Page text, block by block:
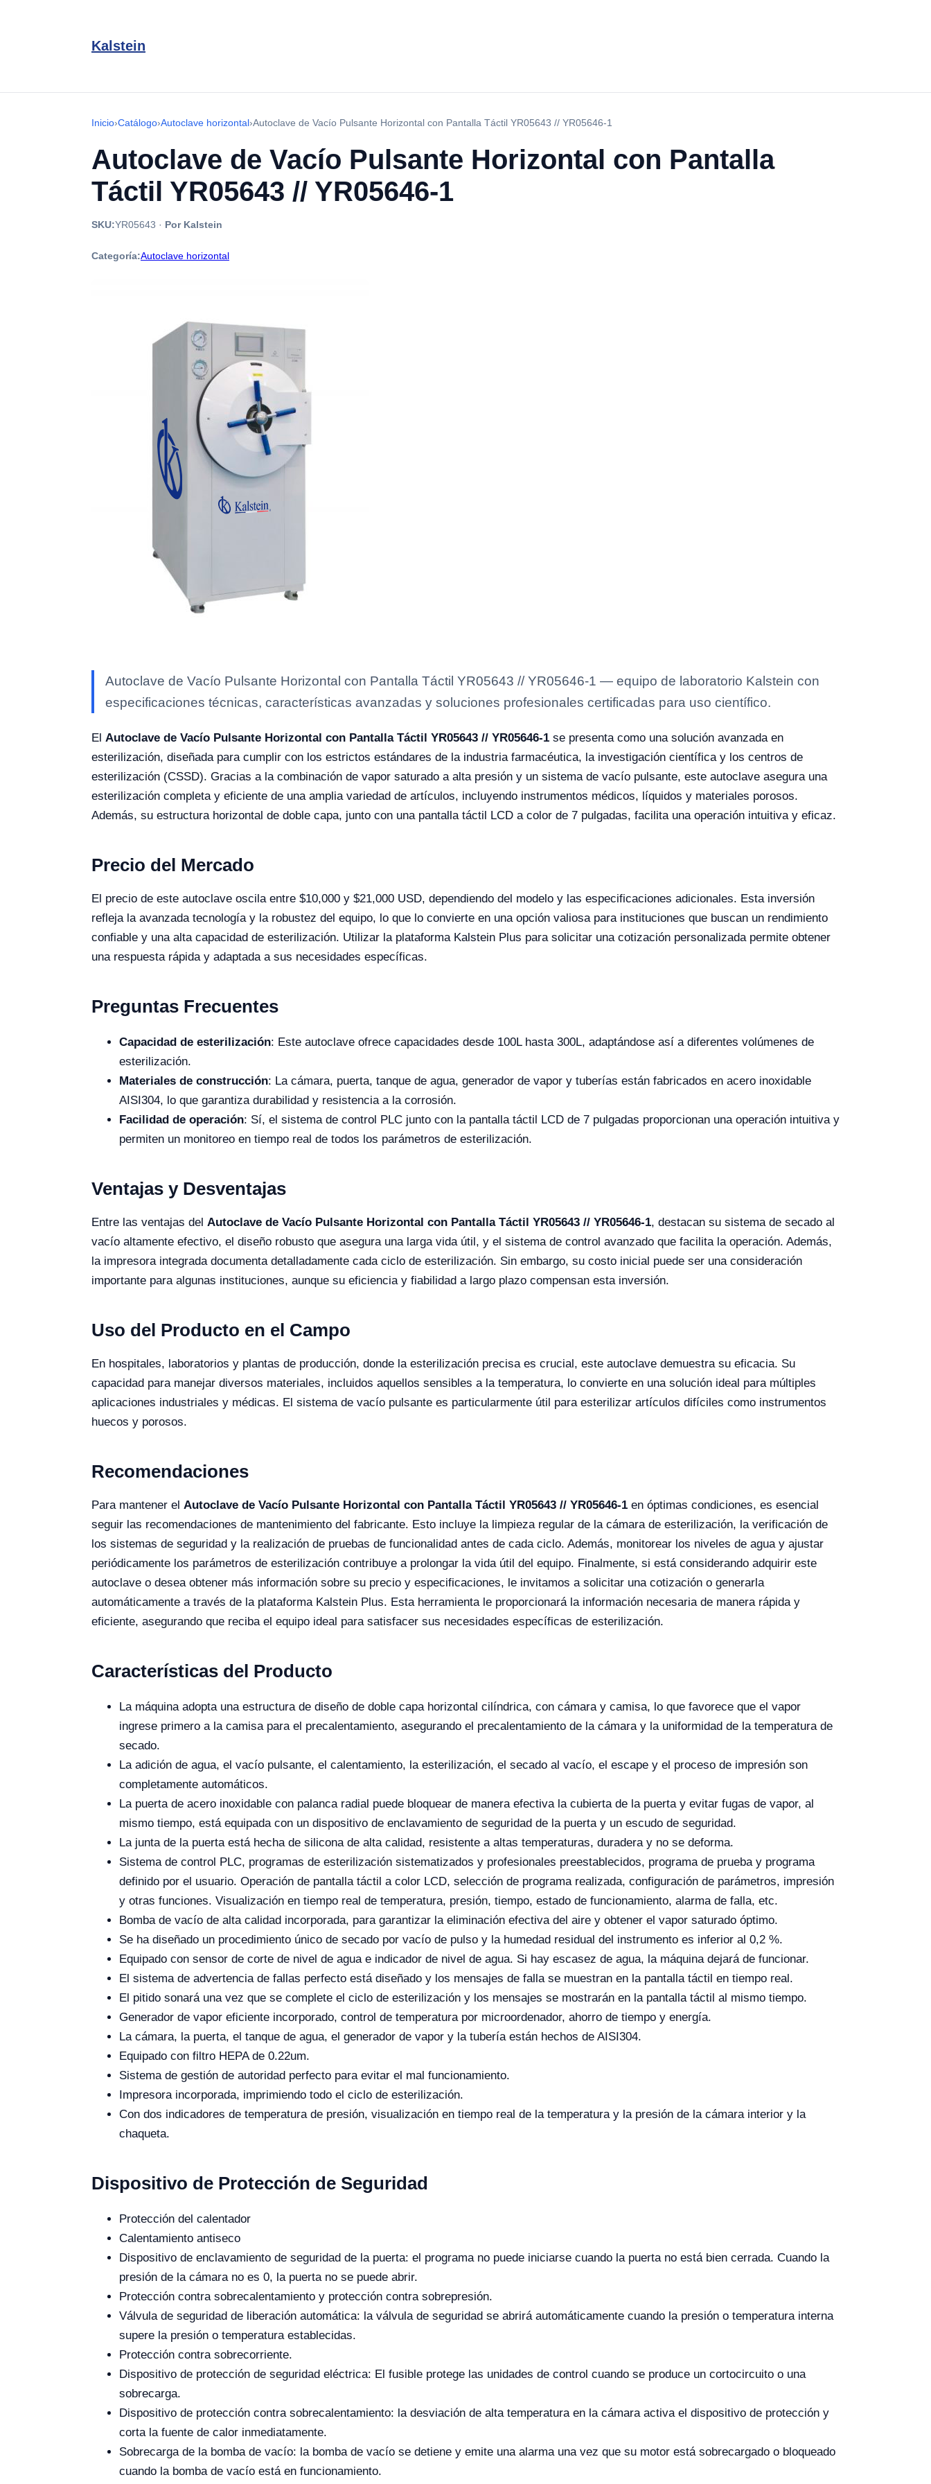
Kalstein
Inicio›Catálogo›Autoclave horizontal›Autoclave de Vacío Pulsante Horizontal con Pantalla Táctil YR05643 // YR05646-1
Autoclave de Vacío Pulsante Horizontal con Pantalla
Táctil YR05643 // YR05646-1
SKU:YR05643 · Por Kalstein
Categoría:Autoclave horizontal
Autoclave de Vacío Pulsante Horizontal con Pantalla Táctil YR05643 // YR05646-1 — equipo de laboratorio Kalstein con
especificaciones técnicas, características avanzadas y soluciones profesionales certificadas para uso científico.
El Autoclave de Vacío Pulsante Horizontal con Pantalla Táctil YR05643 // YR05646-1 se presenta como una solución avanzada en
esterilización, diseñada para cumplir con los estrictos estándares de la industria farmacéutica, la investigación científica y los centros de
esterilización (CSSD). Gracias a la combinación de vapor saturado a alta presión y un sistema de vacío pulsante, este autoclave asegura una
esterilización completa y eficiente de una amplia variedad de artículos, incluyendo instrumentos médicos, líquidos y materiales porosos.
Además, su estructura horizontal de doble capa, junto con una pantalla táctil LCD a color de 7 pulgadas, facilita una operación intuitiva y eficaz.
Precio del Mercado
El precio de este autoclave oscila entre $10,000 y $21,000 USD, dependiendo del modelo y las especificaciones adicionales. Esta inversión
refleja la avanzada tecnología y la robustez del equipo, lo que lo convierte en una opción valiosa para instituciones que buscan un rendimiento
confiable y una alta capacidad de esterilización. Utilizar la plataforma Kalstein Plus para solicitar una cotización personalizada permite obtener
una respuesta rápida y adaptada a sus necesidades específicas.
Preguntas Frecuentes
Capacidad de esterilización: Este autoclave ofrece capacidades desde 100L hasta 300L, adaptándose así a diferentes volúmenes de
esterilización.
Materiales de construcción: La cámara, puerta, tanque de agua, generador de vapor y tuberías están fabricados en acero inoxidable
AISI304, lo que garantiza durabilidad y resistencia a la corrosión.
Facilidad de operación: Sí, el sistema de control PLC junto con la pantalla táctil LCD de 7 pulgadas proporcionan una operación intuitiva y
permiten un monitoreo en tiempo real de todos los parámetros de esterilización.
Ventajas y Desventajas
Entre las ventajas del Autoclave de Vacío Pulsante Horizontal con Pantalla Táctil YR05643 // YR05646-1, destacan su sistema de secado al
vacío altamente efectivo, el diseño robusto que asegura una larga vida útil, y el sistema de control avanzado que facilita la operación. Además,
la impresora integrada documenta detalladamente cada ciclo de esterilización. Sin embargo, su costo inicial puede ser una consideración
importante para algunas instituciones, aunque su eficiencia y fiabilidad a largo plazo compensan esta inversión.
Uso del Producto en el Campo
En hospitales, laboratorios y plantas de producción, donde la esterilización precisa es crucial, este autoclave demuestra su eficacia. Su
capacidad para manejar diversos materiales, incluidos aquellos sensibles a la temperatura, lo convierte en una solución ideal para múltiples
aplicaciones industriales y médicas. El sistema de vacío pulsante es particularmente útil para esterilizar artículos difíciles como instrumentos
huecos y porosos.
Recomendaciones
Para mantener el Autoclave de Vacío Pulsante Horizontal con Pantalla Táctil YR05643 // YR05646-1 en óptimas condiciones, es esencial
seguir las recomendaciones de mantenimiento del fabricante. Esto incluye la limpieza regular de la cámara de esterilización, la verificación de
los sistemas de seguridad y la realización de pruebas de funcionalidad antes de cada ciclo. Además, monitorear los niveles de agua y ajustar
periódicamente los parámetros de esterilización contribuye a prolongar la vida útil del equipo. Finalmente, si está considerando adquirir este
autoclave o desea obtener más información sobre su precio y especificaciones, le invitamos a solicitar una cotización o generarla
automáticamente a través de la plataforma Kalstein Plus. Esta herramienta le proporcionará la información necesaria de manera rápida y
eficiente, asegurando que reciba el equipo ideal para satisfacer sus necesidades específicas de esterilización.
Características del Producto
La máquina adopta una estructura de diseño de doble capa horizontal cilíndrica, con cámara y camisa, lo que favorece que el vapor
ingrese primero a la camisa para el precalentamiento, asegurando el precalentamiento de la cámara y la uniformidad de la temperatura de
secado.
La adición de agua, el vacío pulsante, el calentamiento, la esterilización, el secado al vacío, el escape y el proceso de impresión son
completamente automáticos.
La puerta de acero inoxidable con palanca radial puede bloquear de manera efectiva la cubierta de la puerta y evitar fugas de vapor, al
mismo tiempo, está equipada con un dispositivo de enclavamiento de seguridad de la puerta y un escudo de seguridad.
La junta de la puerta está hecha de silicona de alta calidad, resistente a altas temperaturas, duradera y no se deforma.
Sistema de control PLC, programas de esterilización sistematizados y profesionales preestablecidos, programa de prueba y programa
definido por el usuario. Operación de pantalla táctil a color LCD, selección de programa realizada, configuración de parámetros, impresión
y otras funciones. Visualización en tiempo real de temperatura, presión, tiempo, estado de funcionamiento, alarma de falla, etc.
Bomba de vacío de alta calidad incorporada, para garantizar la eliminación efectiva del aire y obtener el vapor saturado óptimo.
Se ha diseñado un procedimiento único de secado por vacío de pulso y la humedad residual del instrumento es inferior al 0,2 %.
Equipado con sensor de corte de nivel de agua e indicador de nivel de agua. Si hay escasez de agua, la máquina dejará de funcionar.
El sistema de advertencia de fallas perfecto está diseñado y los mensajes de falla se muestran en la pantalla táctil en tiempo real.
El pitido sonará una vez que se complete el ciclo de esterilización y los mensajes se mostrarán en la pantalla táctil al mismo tiempo.
Generador de vapor eficiente incorporado, control de temperatura por microordenador, ahorro de tiempo y energía.
La cámara, la puerta, el tanque de agua, el generador de vapor y la tubería están hechos de AISI304.
Equipado con filtro HEPA de 0.22um.
Sistema de gestión de autoridad perfecto para evitar el mal funcionamiento.
Impresora incorporada, imprimiendo todo el ciclo de esterilización.
Con dos indicadores de temperatura de presión, visualización en tiempo real de la temperatura y la presión de la cámara interior y la
chaqueta.
Dispositivo de Protección de Seguridad
Protección del calentador
Calentamiento antiseco
Dispositivo de enclavamiento de seguridad de la puerta: el programa no puede iniciarse cuando la puerta no está bien cerrada. Cuando la
presión de la cámara no es 0, la puerta no se puede abrir.
Protección contra sobrecalentamiento y protección contra sobrepresión.
Válvula de seguridad de liberación automática: la válvula de seguridad se abrirá automáticamente cuando la presión o temperatura interna
supere la presión o temperatura establecidas.
Protección contra sobrecorriente.
Dispositivo de protección de seguridad eléctrica: El fusible protege las unidades de control cuando se produce un cortocircuito o una
sobrecarga.
Dispositivo de protección contra sobrecalentamiento: la desviación de alta temperatura en la cámara activa el dispositivo de protección y
corta la fuente de calor inmediatamente.
Sobrecarga de la bomba de vacío: la bomba de vacío se detiene y emite una alarma una vez que su motor está sobrecargado o bloqueado
cuando la bomba de vacío está en funcionamiento.